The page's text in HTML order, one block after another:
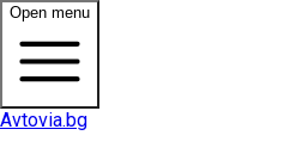
Open menu
Avtovia.bg